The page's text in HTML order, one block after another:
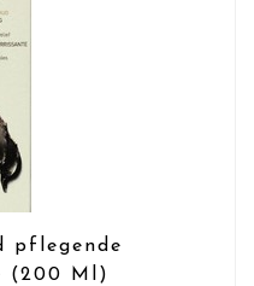
pflegende
(200 Ml)